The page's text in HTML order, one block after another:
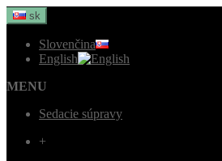
sk
Slovenčina
English
MENU
Sedacie súpravy
+